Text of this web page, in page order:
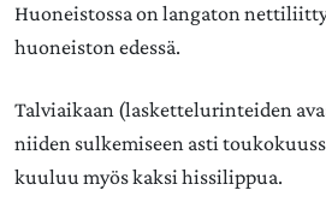
Huoneistossa on langaton
huoneiston edessä.
Talviaikaan (laskettelurinteiden
niiden sulkemiseen asti
kuuluu myös kaksi hissilippua.